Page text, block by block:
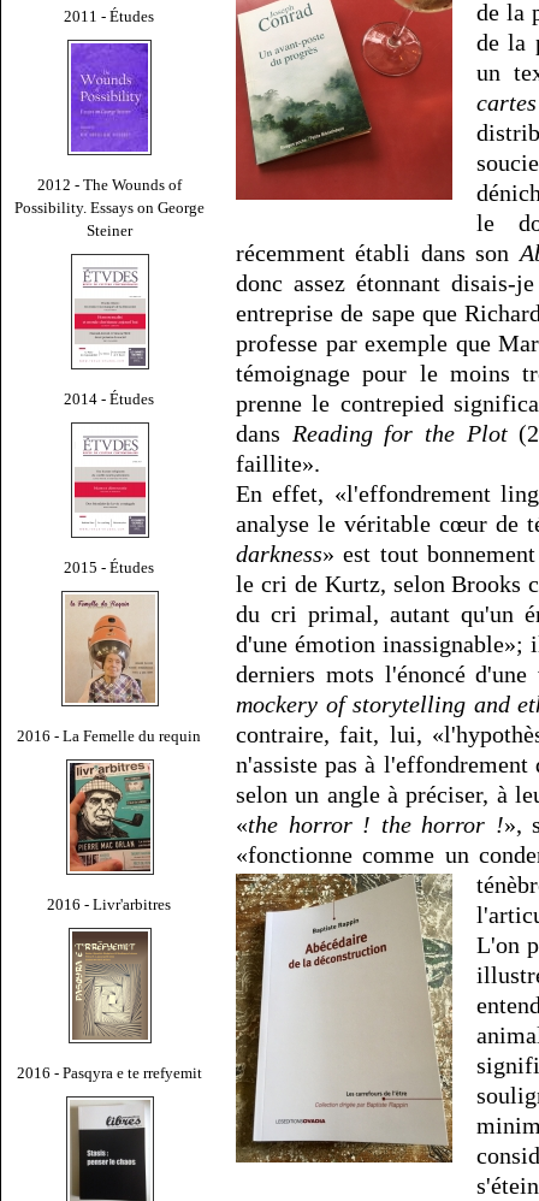
2011 - Études
2012 - The Wounds of
Possibility. Essays on George
Steiner
2014 - Études
2015 - Études
2016 - La Femelle du requin
2016 - Livr'arbitres
2016 - Pasqyra e te rrefyemit
de la
de la
un
cartes
le
récemment établi dans son
donc assez étonnant disais-
entreprise de sape que
professe par exemple que
témoignage pour le moins
prenne le contrepied
dans Reading for the Plot
faillite».
En effet, «l'effondrement
analyse le véritable cœur de
darkness» est tout
le cri de Kurtz, selon Brooks
du cri primal, autant qu'un
d'une émotion inassignable»;
derniers mots l'énoncé
mockery of storytelling and
contraire, fait, lui,
n'assiste pas à
selon un angle à préciser, à
«the horror ! the horror !»,
«fonctionne comme un
L'on